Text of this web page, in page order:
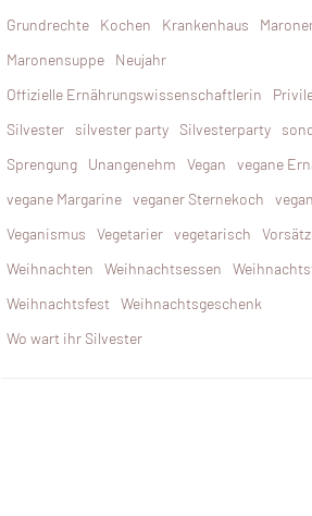
Grundrechte
Kochen Krankenhaus
Maronensuppe
Neujahr
Offizielle Ernährungswissenschaftlerin
Silvester
silvester party Silvesterparty
Sprengung
Unangenehm Vegan
vegane
vegane Margarine veganer Sternekoch
Veganismus
Vegetarier vegetarisch
Weihnachten
Weihnachtsessen
Weihnachtsfest
Weihnachtsgeschenk
Wo wart ihr Silvester